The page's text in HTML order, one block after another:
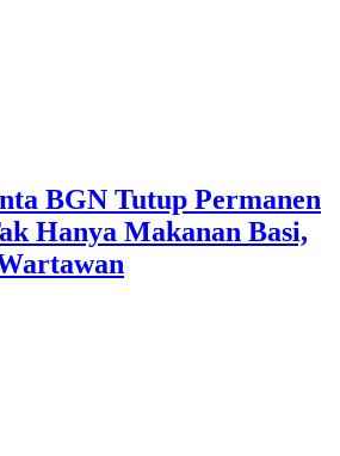
BGN Tutup Permanen
Hanya Makanan Basi,